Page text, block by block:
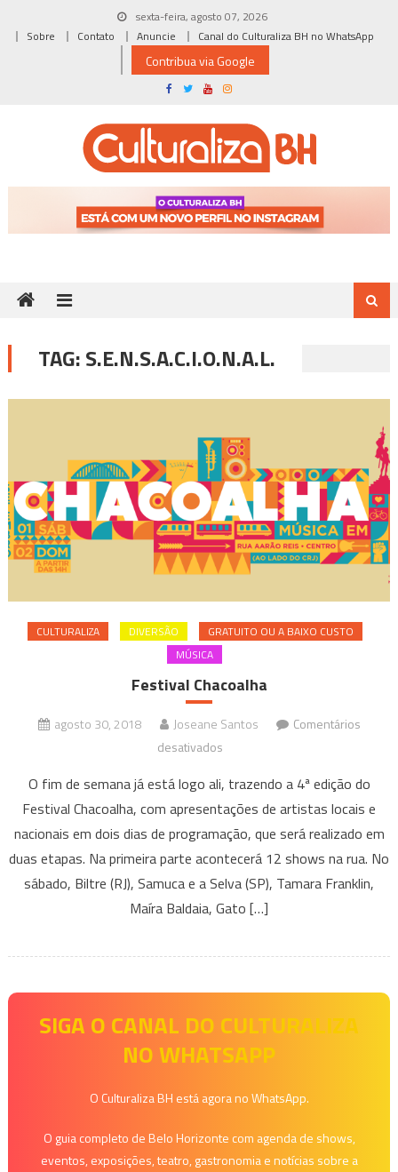
sexta-feira, agosto 07, 2026
Sobre
Contato Anuncie Canal do Culturaliza BH no WhatsApp
Contribua via Google
TAG:S.E.N.S.A.C.I.O.N.A.L.
CULTURALIZA DIVERSÃO
GRATUITO OU A BAIXO CUSTO
MÚSICA
Festival Chacoalha
agosto 30, 2018 Joseane Santos
Comentários
desativados
Chacoalha
O fim de semana já está logo ali, trazendo a 4ª edição do
Festival Chacoalha, com apresentações de artistas locais e
nacionais em dois dias de programação, que será realizado em
duas etapas. Na primeira parte acontecerá 12 shows na rua. No
sábado, Biltre (RJ), Samuca e a Selva (SP), Tamara Franklin,
Maíra Baldaia, Gato […]
SIGA O CANAL DO CULTURALIZA
NO WHATSAPP
O Culturaliza BH está agora no WhatsApp.
O guia completo de Belo Horizonte com agenda de shows,
eventos, exposições, teatro, gastronomia e notícias sobre a